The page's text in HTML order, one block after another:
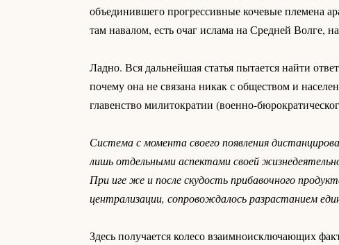
объединившего прогрессивные кочевые племена
там навалом, есть очаг ислама на Средней Волге,
Ладно. Вся дальнейшая статья пытается найти
почему она не связана никак с обществом и
главенство милитократии (военно-
Система с момента своего появления
лишь отдельными аспектами своей
При иге же и после скудость прибавочного
централизации, сопровождалось разрастанием
Здесь получается колесо взаимноисключающих